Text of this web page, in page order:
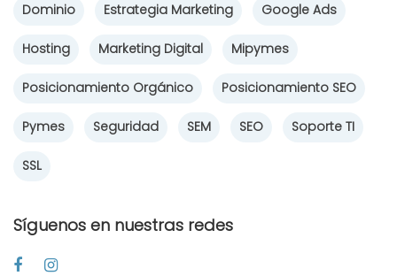
Dominio Estrategia Marketing Google Ads
Hosting Marketing Digital Mipymes
Posicionamiento Orgánico Posicionamiento SEO
Pymes Seguridad SEM SEO Soporte TI
SSL
Síguenos en nuestras redes